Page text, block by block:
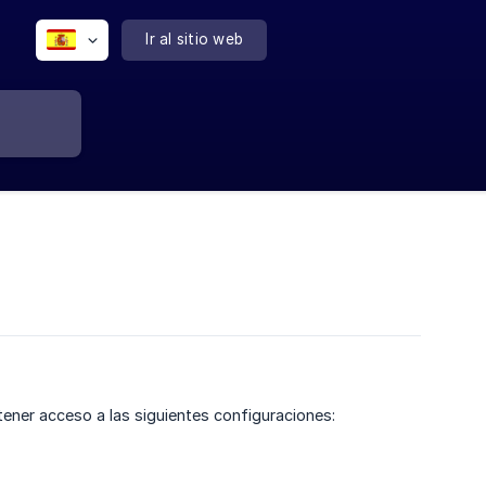
Ir al sitio web
acceso a las siguientes configuraciones: